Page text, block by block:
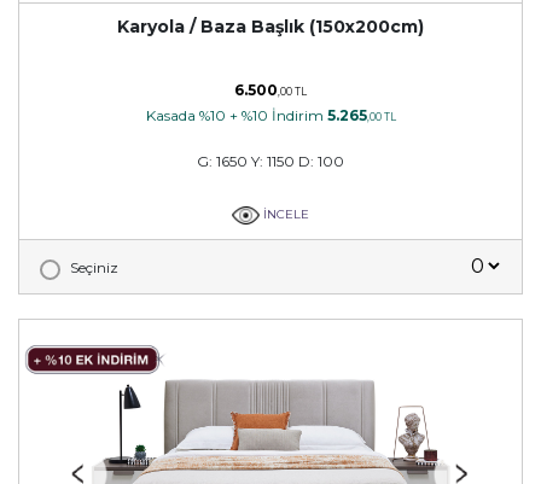
Karyola / Baza Başlık (150x200cm)
6.500,00 TL
Kasada %10 + %10 İndirim 5.265,00 TL
G: 1650 Y: 1150 D: 100
İNCELE
Seçiniz